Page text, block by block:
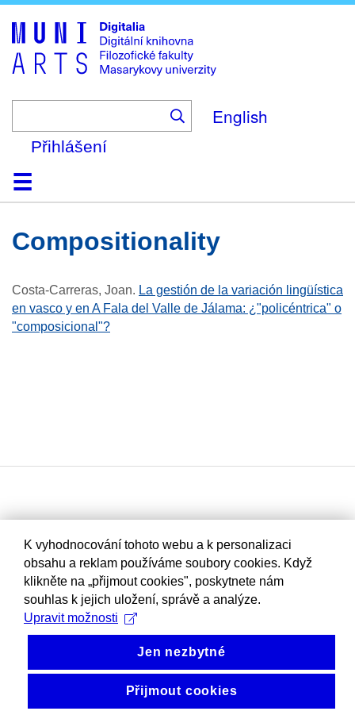
to
main
content
English
Přihlášení
DomůKolekce
Prohlížení
Vyhledávání
O platformě
Nápověda
KontaktDigitalia
compositionality
Costa-Carreras, Joan. La gestión de la variación lingüística
en vasco y en A Fala del Valle de Jálama: ¿"policéntrica" o
"composicional"?
K vyhodnocování tohoto webu a k personalizaci
obsahu a reklam používáme soubory cookies. Když
klikněte na „přijmout cookies", poskytnete nám
souhlas k jejich uložení, správě a analýze.
Upravit možnosti
Jen nezbytné
Přijmout cookies